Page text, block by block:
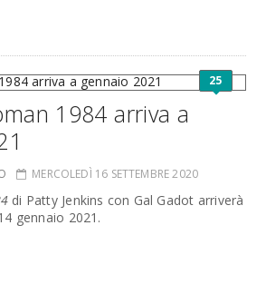
25
1984 arriva a
MERCOLEDÌ 16 SETTEMBRE 2020
di Patty Jenkins con Gal Gadot arriverà
gennaio 2021.